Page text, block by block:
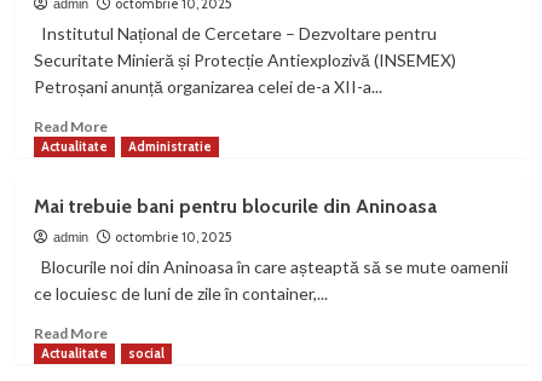
post
librărie,
în
admin octombrie 10, 2025
Institutul Național de Cercetare – Dezvoltare pentru
Securitate Minieră și Protecție Antiexplozivă (INSEMEX)
Petroșani anunță organizarea celei de-a XII-a...
Read MoreRead
more
internațional
despre
securitate
în
muncă,
Actualitate Administratie
Mai trebuie bani pentru blocurile din Aninoasa
admin octombrie 10, 2025
Blocurile noi din Aninoasa în care așteaptă să se mute oamenii
ce locuiesc de luni de zile în container,...
Read MoreRead
more
Actualitate social